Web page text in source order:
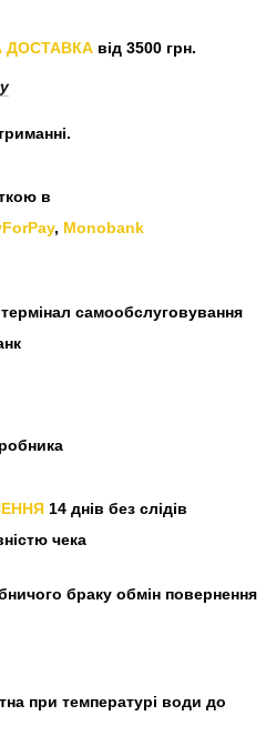
ДОСТАВКА від 3500 грн.
в
, Monobank
самообслуговування
14 днів без слідів
чека
браку обмін повернення
при температурі води до